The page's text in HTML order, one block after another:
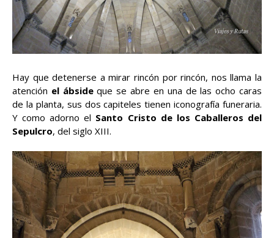
Hay que detenerse a mirar rincón por rincón, nos llama la
atención el ábsideque se abre en una de las ocho caras
de la planta, sus dos capiteles tienen iconografía funeraria.
Y como adorno el Santo Cristo de los Caballeros del
Sepulcro, del siglo XIII.